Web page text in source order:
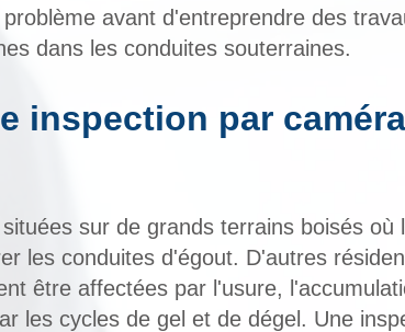
avant d'entreprendre des
dans les conduites souterraines.
inspection par
sur de grands terrains boisés où
les conduites d'égout. D'autres
être affectées par l'usure,
les cycles de gel et de dégel. Une